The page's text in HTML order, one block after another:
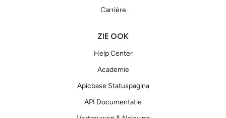
Carrière
ZIE OOK
Help Center
Academie
Apicbase Statuspagina
API Documentatie